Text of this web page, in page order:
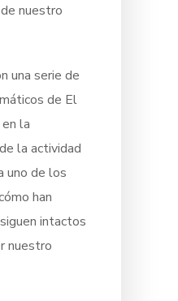
nuestro
una serie de
de El
la
la actividad
uno de los
han
intactos
nuestro